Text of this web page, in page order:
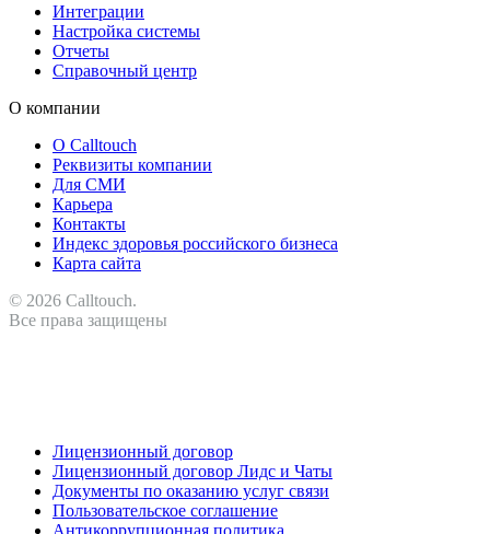
Интеграции
Настройка системы
Отчеты
Справочный центр
О компании
О Calltouch
Реквизиты компании
Для СМИ
Карьера
Контакты
Индекс здоровья российского бизнеса
Карта сайта
© 2026 Calltouch.
Все права защищены
Лицензионный договор
Лицензионный договор Лидс и Чаты
Документы по оказанию услуг связи
Пользовательское соглашение